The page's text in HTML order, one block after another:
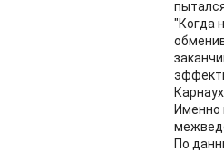
"Когда
Именно
По